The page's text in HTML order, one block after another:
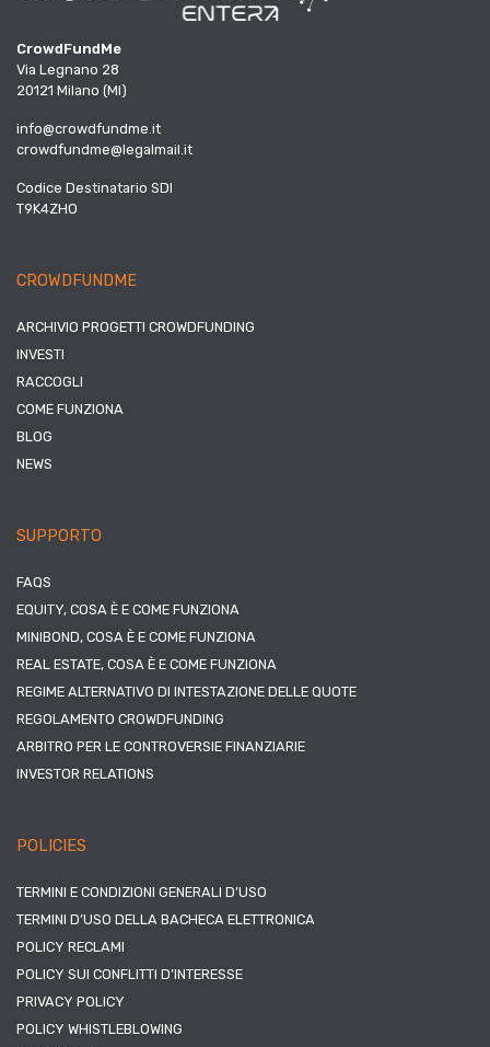
CrowdFundMe
Via Legnano 28
20121 Milano (MI)
info@crowdfundme.it
crowdfundme@legalmail.it
Codice Destinatario SDI
T9K4ZHO
CROWDFUNDME
ARCHIVIO PROGETTI CROWDFUNDING
INVESTI
RACCOGLI
COME FUNZIONA
BLOG
NEWS
SUPPORTO
FAQS
EQUITY, COSA È E COME FUNZIONA
MINIBOND, COSA È E COME FUNZIONA
REAL ESTATE, COSA È E COME FUNZIONA
REGIME ALTERNATIVO DI INTESTAZIONE DELLE QUOTE
REGOLAMENTO CROWDFUNDING
ARBITRO PER LE CONTROVERSIE FINANZIARIE
INVESTOR RELATIONS
POLICIES
TERMINI E CONDIZIONI GENERALI D’USO
TERMINI D’USO DELLA BACHECA ELETTRONICA
POLICY RECLAMI
POLICY SUI CONFLITTI D’INTERESSE
PRIVACY POLICY
POLICY WHISTLEBLOWING